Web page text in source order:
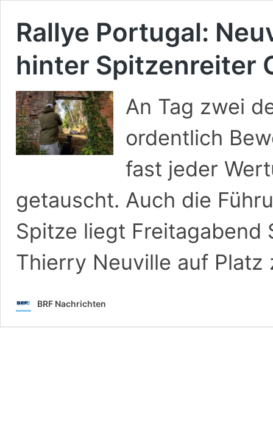
Rallye Portugal:
hinter Spitzenreiter
An Tag zwei
ordentlich
fast jeder
getauscht. Auch die
Spitze liegt Freitagabend
Thierry Neuville auf Platz
BRF Nachrichten